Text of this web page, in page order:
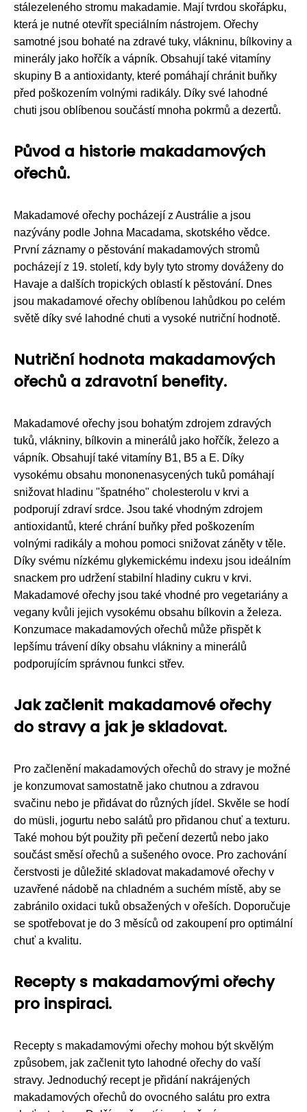
stálezeleného stromu makadamie. Mají tvrdou skořápku,
která je nutné otevřít speciálním nástrojem. Ořechy
samotné jsou bohaté na zdravé tuky, vlákninu, bílkoviny a
minerály jako hořčík a vápník. Obsahují také vitamíny
skupiny B a antioxidanty, které pomáhají chránit buňky
před poškozením volnými radikály. Díky své lahodné
chuti jsou oblíbenou součástí mnoha pokrmů a dezertů.
Původ a historie makadamových
ořechů.
Makadamové ořechy pocházejí z Austrálie a jsou
nazývány podle Johna Macadama, skotského vědce.
První záznamy o pěstování makadamových stromů
pocházejí z 19. století, kdy byly tyto stromy dováženy do
Havaje a dalších tropických oblastí k pěstování. Dnes
jsou makadamové ořechy oblíbenou lahůdkou po celém
světě díky své lahodné chuti a vysoké nutriční hodnotě.
Nutriční hodnota makadamových
ořechů a zdravotní benefity.
Makadamové ořechy jsou bohatým zdrojem zdravých
tuků, vlákniny, bílkovin a minerálů jako hořčík, železo a
vápník. Obsahují také vitamíny B1, B5 a E. Díky
vysokému obsahu mononenasycených tuků pomáhají
snižovat hladinu "špatného" cholesterolu v krvi a
podporují zdraví srdce. Jsou také vhodným zdrojem
antioxidantů, které chrání buňky před poškozením
volnými radikály a mohou pomoci snižovat záněty v těle.
Díky svému nízkému glykemickému indexu jsou ideálním
snackem pro udržení stabilní hladiny cukru v krvi.
Makadamové ořechy jsou také vhodné pro vegetariány a
vegany kvůli jejich vysokému obsahu bílkovin a železa.
Konzumace makadamových ořechů může přispět k
lepšímu trávení díky obsahu vlákniny a minerálů
podporujícím správnou funkci střev.
Jak začlenit makadamové ořechy
do stravy a jak je skladovat.
Pro začlenění makadamových ořechů do stravy je možné
je konzumovat samostatně jako chutnou a zdravou
svačinu nebo je přidávat do různých jídel. Skvěle se hodí
do müsli, jogurtu nebo salátů pro přidanou chuť a texturu.
Také mohou být použity při pečení dezertů nebo jako
součást směsí ořechů a sušeného ovoce. Pro zachování
čerstvosti je důležité skladovat makadamové ořechy v
uzavřené nádobě na chladném a suchém místě, aby se
zabránilo oxidaci tuků obsažených v ořeších. Doporučuje
se spotřebovat je do 3 měsíců od zakoupení pro optimální
chuť a kvalitu.
Recepty s makadamovými ořechy
pro inspiraci.
Recepty s makadamovými ořechy mohou být skvělým
způsobem, jak začlenit tyto lahodné ořechy do vaší
stravy. Jednoduchý recept je přidání nakrájených
makadamových ořechů do ovocného salátu pro extra